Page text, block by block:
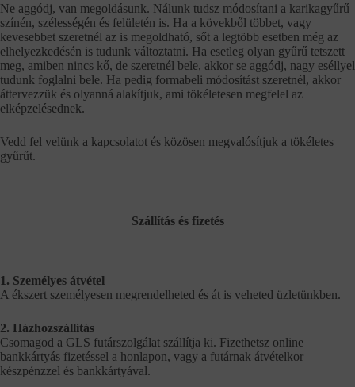
Ne aggódj, van megoldásunk. Nálunk tudsz módosítani a karikagyűrű
színén, szélességén és felületén is. Ha a kövekből többet, vagy
kevesebbet szeretnél az is megoldható, sőt a legtöbb esetben még az
elhelyezkedésén is tudunk változtatni. Ha esetleg olyan gyűrű tetszett
meg, amiben nincs kő, de szeretnél bele, akkor se aggódj, nagy eséllyel
tudunk foglalni bele. Ha pedig formabeli módosítást szeretnél, akkor
áttervezzük és olyanná alakítjuk, ami tökéletesen megfelel az
elképzelésednek.
Vedd fel velünk a kapcsolatot és közösen megvalósítjuk a tökéletes
gyűrűt.
Szállítás és fizetés
1. Személyes átvétel
A ékszert személyesen megrendelheted és át is veheted üzletünkben.
2. Házhozszállítás
Csomagod a GLS futárszolgálat szállítja ki. Fizethetsz online
bankkártyás fizetéssel a honlapon, vagy a futárnak átvételkor
készpénzzel és bankkártyával.